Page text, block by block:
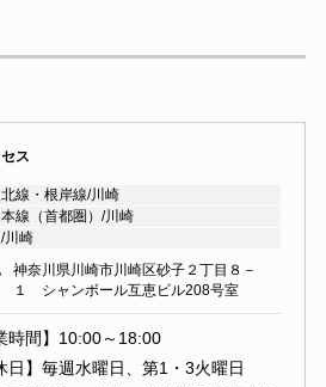
ス
線・根岸線/川崎
線（首都圏）/川崎
川崎
神奈川県川崎市川崎区砂子２丁目８－
１ シャンボール互恵ビル208号室
時間】10:00～18:00
日】毎週水曜日、第1・3火曜日